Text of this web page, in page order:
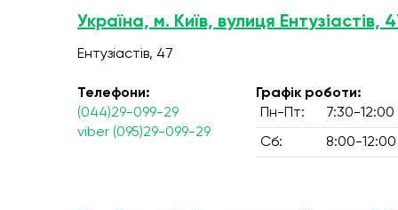
Україна, м. Київ, вулиця Ентузіастів,
Ентузіастів, 47
Телефони:
(044)29-099-29
viber (095)29-099-29
Графік роботи:
Пн-Пт:
7:30-12:00
Сб: 8:00-12:00